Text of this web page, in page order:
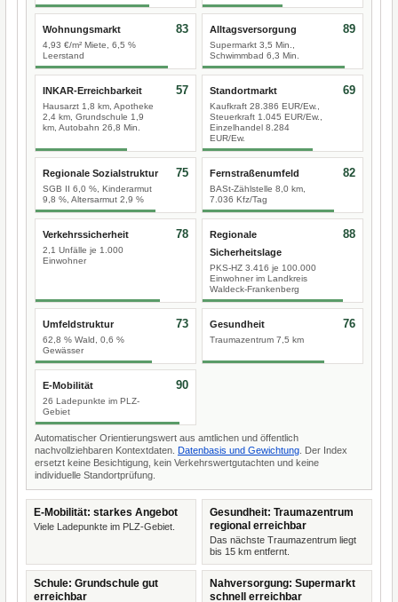
Wohnungsmarkt
4,93 €/m² Miete, 6,5 %
Leerstand
83 Alltagsversorgung
Supermarkt 3,5 Min.,
Schwimmbad 6,3 Min.
89
INKAR-Erreichbarkeit
Hausarzt 1,8 km, Apotheke
2,4 km, Grundschule 1,9
km, Autobahn 26,8 Min.
57 Standortmarkt
Kaufkraft 28.386 EUR/Ew.,
Steuerkraft 1.045 EUR/Ew.,
Einzelhandel 8.284
EUR/Ew.
69
Regionale Sozialstruktur
SGB II 6,0 %, Kinderarmut
9,8 %, Altersarmut 2,9 %
75 Fernstraßenumfeld
BASt-Zählstelle 8,0 km,
7.036 Kfz/Tag
82
Verkehrssicherheit
2,1 Unfälle je 1.000
Einwohner
78
Regionale
Sicherheitslage
PKS-HZ 3.416 je 100.000
Einwohner im Landkreis
Waldeck-Frankenberg
88
Umfeldstruktur
62,8 % Wald, 0,6 %
Gewässer
73 Gesundheit
Traumazentrum 7,5 km
76
E-Mobilität
26 Ladepunkte im PLZ-
Gebiet
90
Automatischer Orientierungswert aus amtlichen und öffentlich
nachvollziehbaren Kontextdaten. Datenbasis und Gewichtung . Der Index
ersetzt keine Besichtigung, kein Verkehrswertgutachten und keine
individuelle Standortprüfung.
E-Mobilität: starkes Angebot
Viele Ladepunkte im PLZ-Gebiet.
Gesundheit: Traumazentrum
regional erreichbar
Das nächste Traumazentrum liegt
bis 15 km entfernt.
Schule: Grundschule gut
erreichbar
Nahversorgung: Supermarkt
schnell erreichbar